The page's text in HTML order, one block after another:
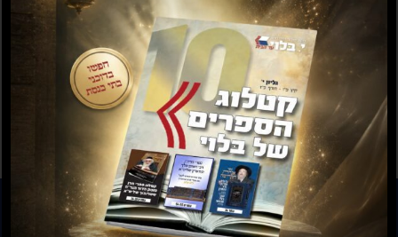
תשועה ברוב יועץ
₪ 35.00 ₪ 15.00
תשובה מאת הרב ראובן
לויכטר שליטא
20.00 – ₪30.00